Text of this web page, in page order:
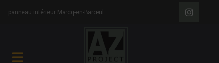
panneau intérieur Marcq-en-Barœul